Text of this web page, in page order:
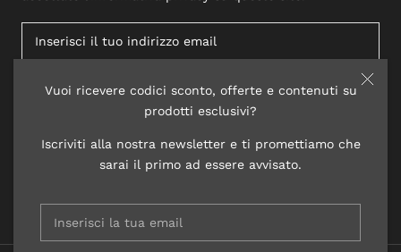
Vuoi ricevere codici sconto, offerte e contenuti su
prodotti esclusivi?
Iscriviti alla nostra newsletter e ti promettiamo che
sarai il primo ad essere avvisato.
ISCRIVITI